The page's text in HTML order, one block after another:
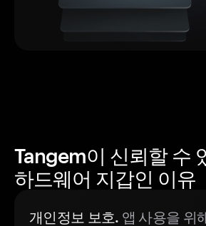
Tangem이 신뢰할 수
하드웨어 지갑인 이유
개인정보 보호. 앱 사용을 위